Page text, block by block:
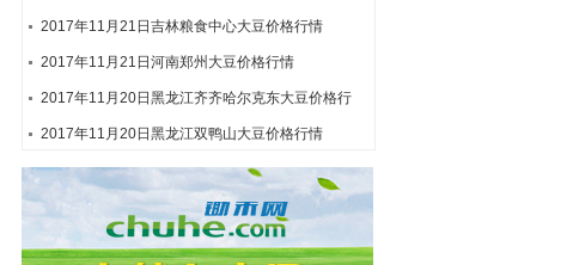
2017年11月21日吉林粮食中心大豆价格行情
2017年11月21日河南郑州大豆价格行情
2017年11月20日黑龙江齐齐哈尔克东大豆价格行
情
2017年11月20日黑龙江双鸭山大豆价格行情